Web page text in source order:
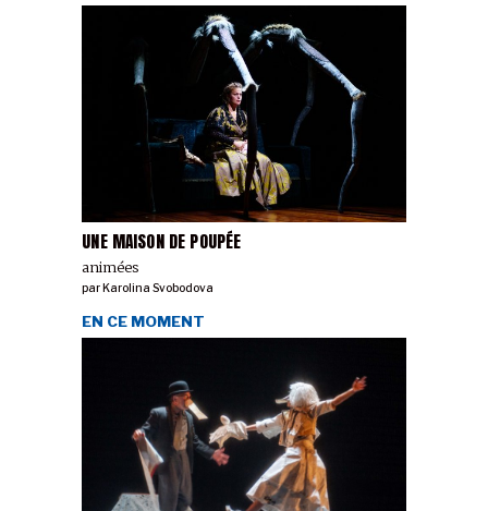
UNE MAISON DE POUPÉE
animées
par Karolina Svobodova
EN CE MOMENT